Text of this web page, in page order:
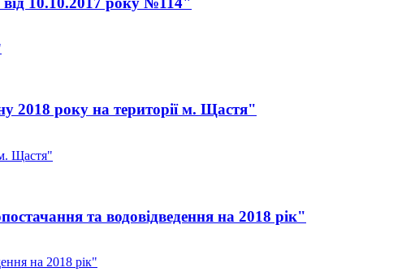
2018 року на території м. Щастя"
Щастя"
та водовідведення на 2018 рік"
на 2018 рік"